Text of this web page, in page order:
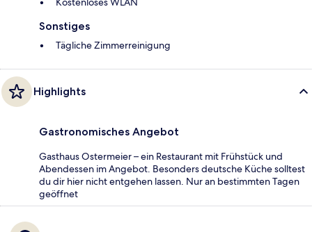
Sonstiges
Tägliche Zimmerreinigung
Highlights
Gastronomisches Angebot
Gasthaus Ostermeier – ein Restaurant mit Frühstück und
Abendessen im Angebot. Besonders deutsche Küche solltest
du dir hier nicht entgehen lassen. Nur an bestimmten Tagen
geöffnet